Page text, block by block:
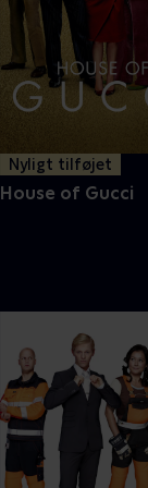
Nyligt tilføjet
House of Gucci